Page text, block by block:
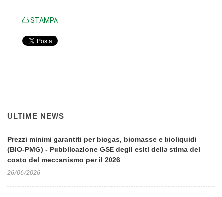
STAMPA
ULTIME NEWS
Prezzi minimi garantiti per biogas, biomasse e bioliquidi
(BIO-PMG) - Pubblicazione GSE degli esiti della stima del
costo del meccanismo per il 2026
26/06/2026